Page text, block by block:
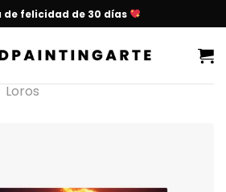
de felicidad de 30 días
Loros